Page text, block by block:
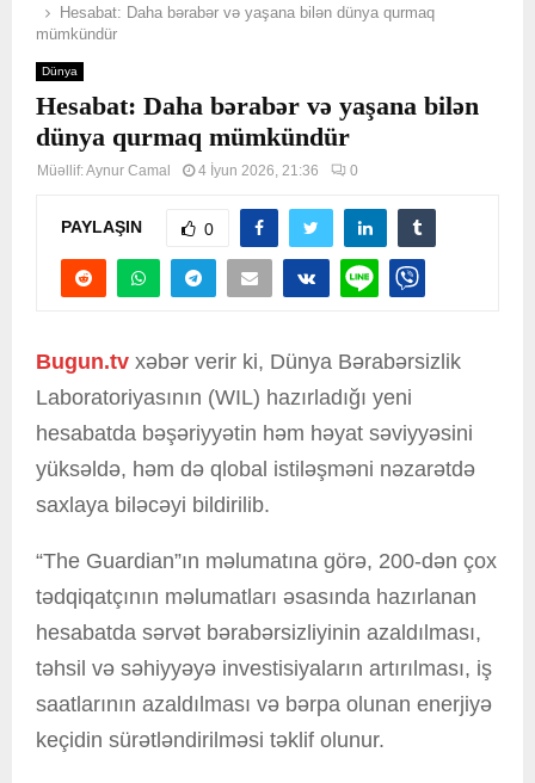
Hesabat: Daha bərabər və yaşana bilən dünya qurmaq
mümkündür
Dünya
Hesabat: Daha bərabər və yaşana bilən
dünya qurmaq mümkündür
Müəllif:Aynur Camal 4 İyun 2026, 21:36 0
PAYLAŞIN 0
Bugun.tv xəbər verir ki, Dünya Bərabərsizlik
Laboratoriyasının (WIL) hazırladığı yeni
hesabatda bəşəriyyətin həm həyat səviyyəsini
yüksəldə, həm də qlobal istiləşməni nəzarətdə
saxlaya biləcəyi bildirilib.
“The Guardian”ın məlumatına görə, 200-dən çox
tədqiqatçının məlumatları əsasında hazırlanan
hesabatda sərvət bərabərsizliyinin azaldılması,
təhsil və səhiyyəyə investisiyaların artırılması, iş
saatlarının azaldılması və bərpa olunan enerjiyə
keçidin sürətləndirilməsi təklif olunur.